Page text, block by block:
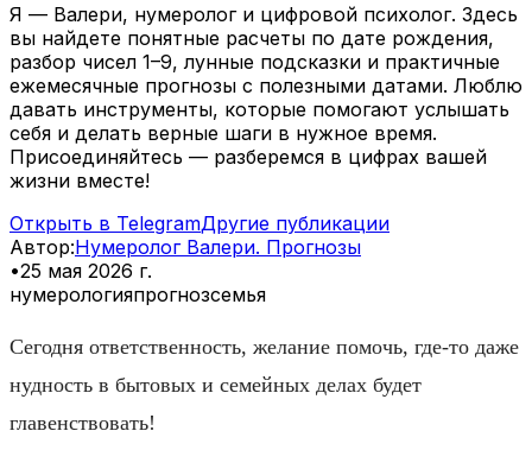
Я — Валери, нумеролог и цифровой психолог. Здесь
вы найдете понятные расчеты по дате рождения,
разбор чисел 1–9, лунные подсказки и практичные
ежемесячные прогнозы с полезными датами. Люблю
давать инструменты, которые помогают услышать
себя и делать верные шаги в нужное время.
Присоединяйтесь — разберемся в цифрах вашей
жизни вместе!
Открыть в TelegramДругие публикации
Автор:Нумеролог Валери. Прогнозы
•25 мая 2026 г.
нумерологияпрогнозсемья
Сегодня ответственность, желание помочь, где-то даже
нудность в бытовых и семейных делах будет
главенствовать!